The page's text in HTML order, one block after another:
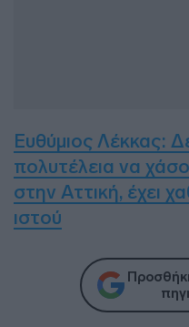
Ευθύμιος Λέκκας:
πολυτέλεια να
στην Αττική, έχει
ιστού